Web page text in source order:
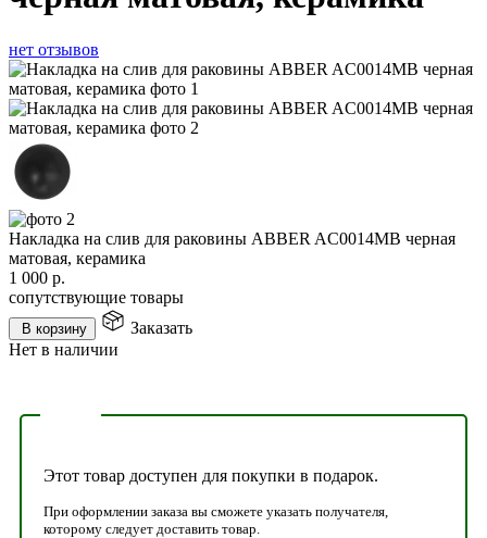
нет отзывов
Накладка на слив для раковины ABBER AC0014MB черная
матовая, керамика
1 000 р.
сопутствующие товары
В корзину
Заказать
Нет в наличии
Этот товар доступен для покупки в подарок.
При оформлении заказа вы сможете указать получателя,
которому следует доставить товар.